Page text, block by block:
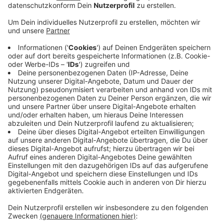
Zwei Kinder und ein Erwachsener positiv
Anzeige
Zwei der Kinder und ein Erwachsener sind positiv auf
Corona getestet worden. Der Kreis Borken hat
beschlossen die Kita ganz zu schließen, weil es auch
Kontakte untereinander gegeben hat. Bis zum 16.
November bleibt die Kindertagesstätte damit zu. In
der Zwischenzeit werden alle Kinder und Mitarbeiter
auf Corona getestet.
Anzeige